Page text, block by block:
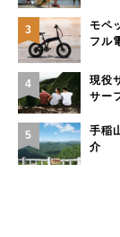
3
モペ
フル
4
現役
サー
5
手稲
介